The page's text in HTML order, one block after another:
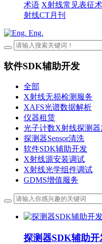
术语 X射线常见表征
射线CT月刊
Eng.
软件SDK辅助开发
全部
X射线无损检测服务
XAFS光谱数据解析
仪器租赁
光子计数X射线探测器
探测器Sensor清洗
软件SDK辅助开发
X射线源安装调试
X射线光学组件调试
GDMS增值服务
探测器SDK辅助开